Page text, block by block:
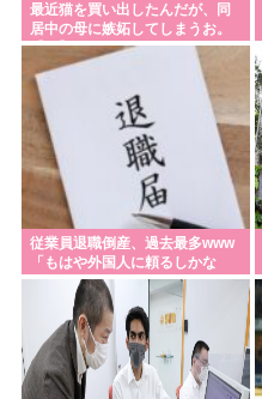
天気予報「暦の上では
倍さん「馬鹿みたいな
Powered by livedoor 相互
最近猫を買い出したんだが、同
居中の母に嫉妬してしまうお。
【再】
従業員退職倒産、過去最多www
「もはや外国人に頼るしかな
い」